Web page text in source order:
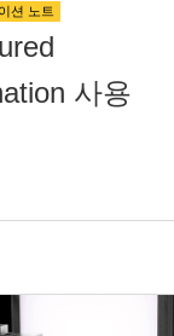
션 노트
사용